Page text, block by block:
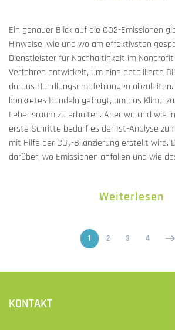
Ein genauer Blick auf die CO2-Emissionen
Hinweise, wie und wo am effektivsten
Dienstleister für Nachhaltigkeit im
Verfahren ­entwickelt, um eine detaillierte
daraus Handlungsempfehlungen
konkretes Handeln gefragt, um das Klima
Lebensraum zu erhalten. Aber wo und wie
erste Schritte bedarf es der Ist-Analyse
mit Hilfe der CO₂-Bilanzierung erstellt wird.
darüber, wo Emissionen anfallen und wie
Weiterlesen
1 2 3 4
KONTAKT